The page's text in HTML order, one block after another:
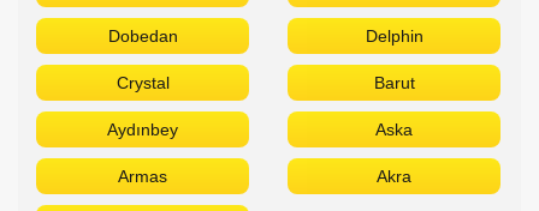
Dobedan Delphin
Crystal Barut
Aydınbey Aska
Armas Akra